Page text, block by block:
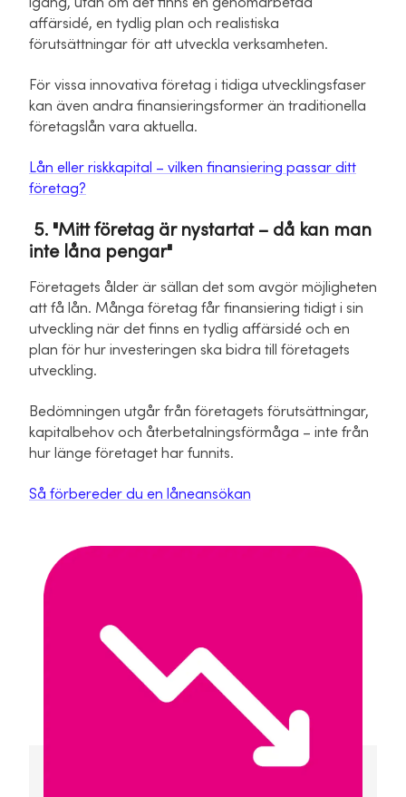
affärsidé, en tydlig plan och realistiska
förutsättningar för att utveckla verksamheten.
För vissa innovativa företag i tidiga utvecklingsfaser
kan även andra finansieringsformer än traditionella
företagslån vara aktuella.
Lån eller riskkapital – vilken finansiering passar ditt
företag?
5. "Mitt företag är nystartat – då kan man
inte låna pengar"
Företagets ålder är sällan det som avgör möjligheten
att få lån. Många företag får finansiering tidigt i sin
utveckling när det finns en tydlig affärsidé och en
plan för hur investeringen ska bidra till företagets
utveckling.
Bedömningen utgår från företagets förutsättningar,
kapitalbehov och återbetalningsförmåga – inte från
hur länge företaget har funnits.
Så förbereder du en låneansökan